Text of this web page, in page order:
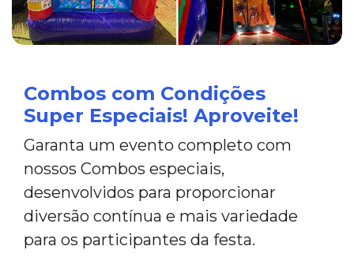
Combos com Condições
Super Especiais! Aproveite!
Garanta um evento completo com
nossos Combos especiais,
desenvolvidos para proporcionar
diversão contínua e mais variedade
para os participantes da festa.